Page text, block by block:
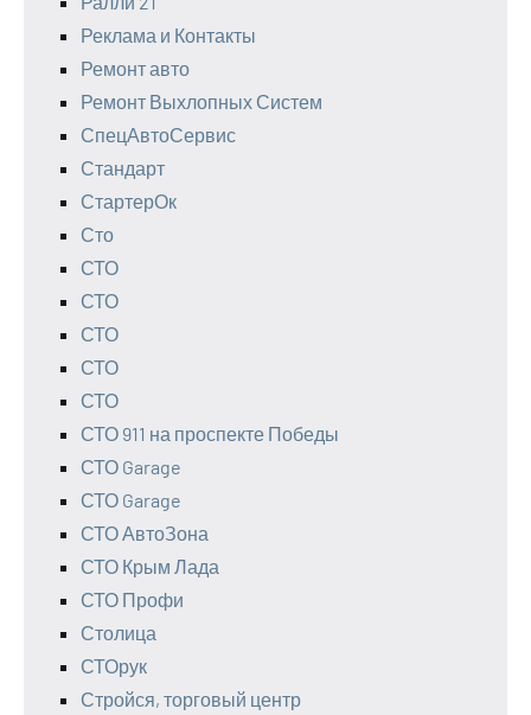
Реклама и Контакты
Ремонт авто
Ремонт Выхлопных Систем
СпецАвтоСервис
Стандарт
СтартерОк
Сто
СТО
СТО
СТО
СТО
СТО
СТО 911 на проспекте Победы
СТО Garage
СТО Garage
СТО АвтоЗона
СТО Крым Лада
СТО Профи
Столица
СТОрук
Стройся, торговый центр